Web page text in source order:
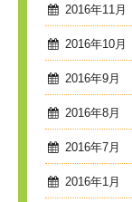
2016年11月
2016年10月
2016年9月
2016年8月
2016年7月
2016年1月